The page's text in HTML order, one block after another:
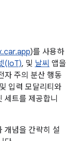
)를 사용하
(IoT), 및 날씨 앱을
자 주의 분산 행동
입력 모달리티와
세트를 제공합니
개념을 간략히 설